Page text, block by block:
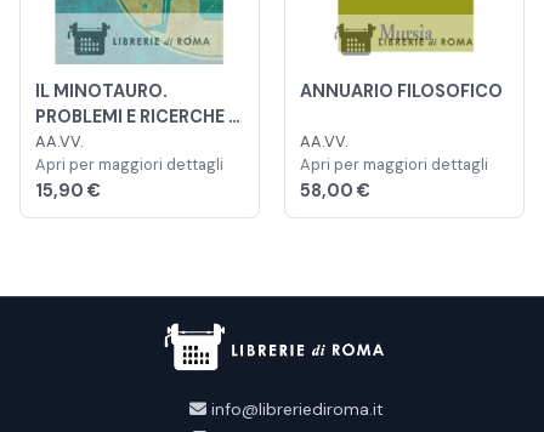
IL MINOTAURO.
PROBLEMI E RICERCHE DI
PSICOLOGIA DEL
PROFONDO
AA.VV.
Apri per maggiori dettagli
15,90 €
ANNUARIO FILOSOFICO
AA.VV.
Apri per maggiori dettagli
58,00 €
info@libreriediroma.it